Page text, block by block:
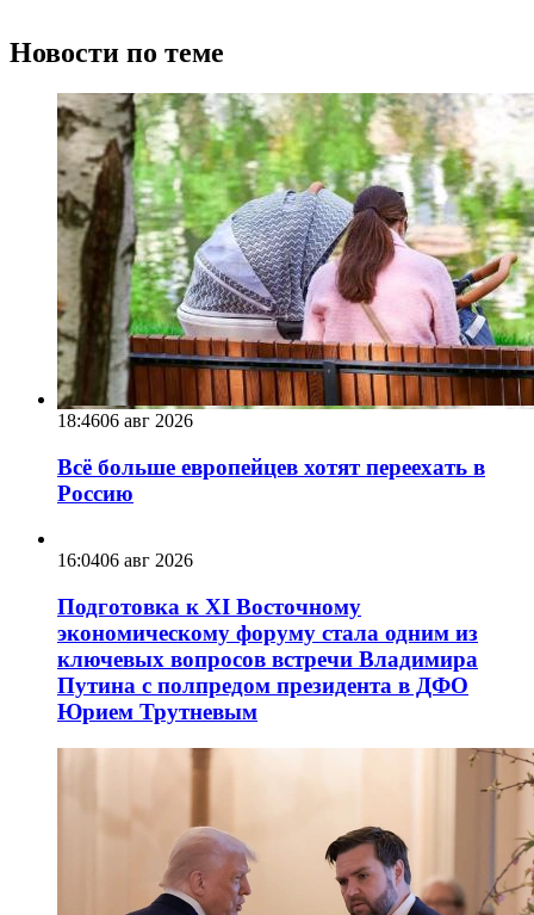
Новости по теме
18:4606 авг 2026
Всё больше европейцев хотят переехать в
Россию
16:0406 авг 2026
Подготовка к XI Восточному
экономическому форуму стала одним из
ключевых вопросов встречи Владимира
Путина с полпредом президента в ДФО
Юрием Трутневым